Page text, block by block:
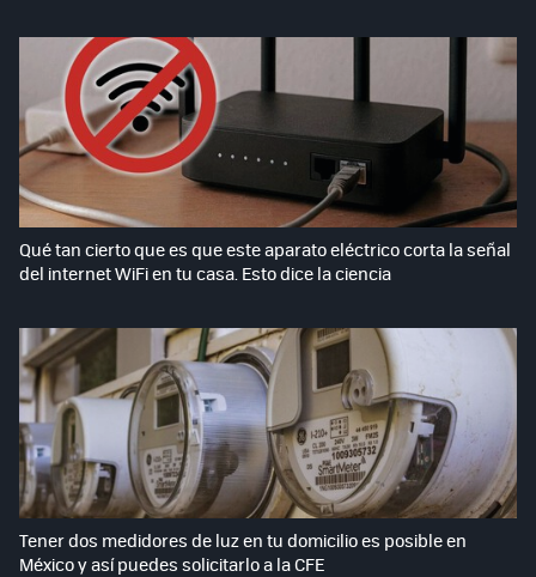
Qué tan cierto que es que este aparato eléctrico corta la señal
del internet WiFi en tu casa. Esto dice la ciencia
Tener dos medidores de luz en tu domicilio es posible en
México y así puedes solicitarlo a la CFE